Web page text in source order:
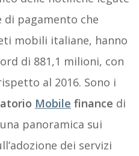
pagamento che
mobili italiane, hanno
di 881,1 milioni, con
al 2016. Sono i
Mobile finance di
panoramica sui
dei servizi